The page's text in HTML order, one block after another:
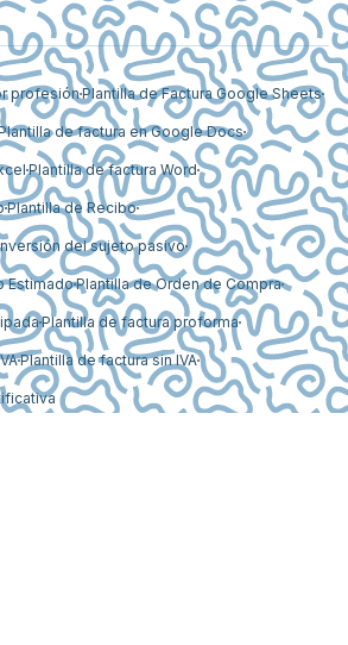
profesiónPlantilla de Factura Google Sheets
de factura en Google Docs
Plantilla de factura Word
Plantilla de Recibo
del sujeto pasivo
EstimadoPlantilla de Orden de Compra
Plantilla de factura proforma
Plantilla de factura sin IVA